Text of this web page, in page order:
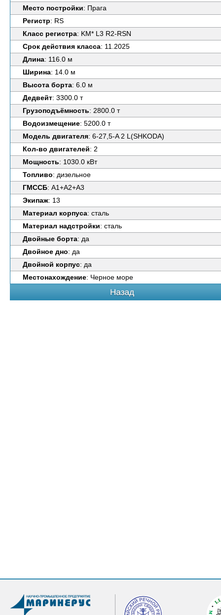
Место постройки: Прага
Регистр: RS
Класс регистра: KM* L3 R2-RSN
Срок действия класса: 11.2025
Длина: 116.0 м
Ширина: 14.0 м
Высота борта: 6.0 м
Дедвейт: 3300.0 т
Грузоподъёмность: 2800.0 т
Водоизмещение: 5200.0 т
Модель двигателя: 6-27,5-A 2 L(SHKODA)
Кол-во двигателей: 2
Мощность: 1030.0 кВт
Топливо: дизельное
ГМССБ: А1+А2+А3
Экипаж: 13
Материал корпуса: сталь
Материал надстройки: сталь
Двойные борта: да
Двойное дно: да
Двойной корпус: да
Местонахождение: Черное море